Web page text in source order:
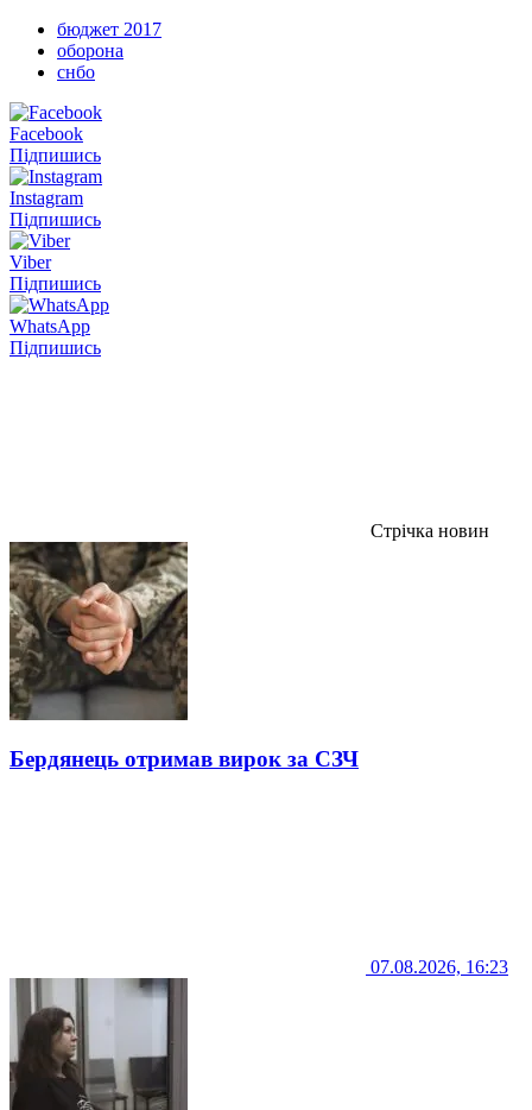
бюджет 2017
оборона
снбо
Facebook
Підпишись
Instagram
Підпишись
Viber
Підпишись
WhatsApp
Підпишись
Стрічка новин
Бердянець отримав вирок за СЗЧ
07.08.2026, 16:23